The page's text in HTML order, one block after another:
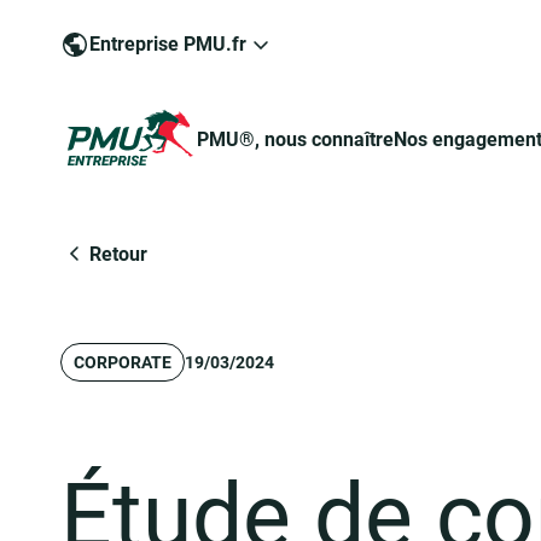
Entreprise PMU.fr
PMU®, nous connaîtreNos
Engagé pour un jeu responsable
Devenir commerçant-partenaire de PMU®
Pour devenir commerçant-partenaire
Retour
CORPORATE 19/03/2024
Étude de